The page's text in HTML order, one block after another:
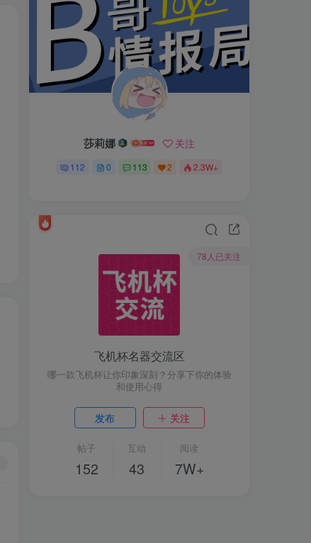
莎莉娜 关注
112 0 113 2 2.3W+
78人已关注
飞机杯名器交流区
哪一款飞机杯让你印象深刻？分享下你的体验
和使用心得
发布 关注
帖子
152
互动
43
阅读
7W+